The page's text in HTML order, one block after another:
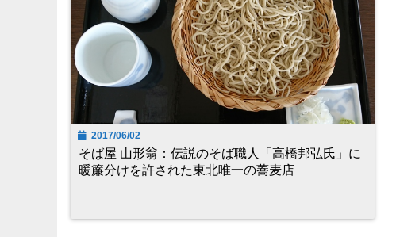
2017/06/02
そば屋 山形翁：伝説のそば職人「高橋邦弘氏」に
暖簾分けを許された東北唯一の蕎麦店